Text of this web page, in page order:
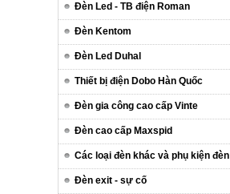
Đèn Led - TB điện Roman
Đèn Kentom
Đèn Led Duhal
Thiết bị điện Dobo Hàn Quốc
Đèn gia công cao cấp Vinte
Đèn cao cấp Maxspid
Các loại đèn khác và phụ kiện đèn
Đèn exit - sự cố